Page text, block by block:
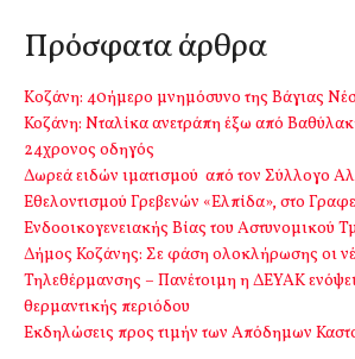
Πρόσφατα άρθρα
Kοζάνη: 40ήμερο μνημόσυνο της Βάγιας
Κοζάνη: Νταλίκα ανετράπη έξω από
24χρονος οδηγός
Δωρεά ειδών ιματισμού από τον Σύλλογο
Εθελοντισμού Γρεβενών «Ελπίδα», στο
Ενδοοικογενειακής Βίας του Αστυνομικού
Δήμος Κοζάνης: Σε φάση ολοκλήρωσης οι
Τηλεθέρμανσης – Πανέτοιμη η ΔΕΥΑΚ
θερμαντικής περιόδου
Εκδηλώσεις προς τιμήν των Απόδημων